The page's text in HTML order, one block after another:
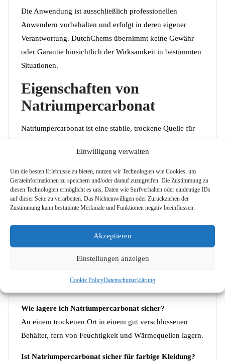
Einwilligung verwalten
Um die besten Erlebnisse zu bieten, nutzen wir Technologien wie Cookies, um
Geräteinformationen zu speichern und/oder darauf zuzugreifen. Die Zustimmung zu
diesen Technologien ermöglicht es uns, Daten wie Surfverhalten oder eindeutige IDs
auf dieser Seite zu verarbeiten. Das Nichteinwilligen oder Zurückziehen der
Zustimmung kann bestimmte Merkmale und Funktionen negativ beeinflussen.
Akzeptieren
Einstellungen anzeigen
Cookie PolicyDatenschutzerklärung
Die Anwendung ist ausschließlich professionellen
Anwendern vorbehalten und erfolgt in deren eigener
Verantwortung. DutchChems übernimmt keine Gewähr
oder Garantie hinsichtlich der Wirksamkeit in bestimmten
Situationen.
Eigenschaften von
Natriumpercarbonat
Natriumpercarbonat ist eine stabile, trockene Quelle für
Materialien unter Freisetzung von Sauerstoff und sollte
trocken und kühl gelagert werden.
Weitere gängige
Anwendungsbereiche:
In der Landwirtschaft als Bodenhilfsstoff zur pH-
HÄUFIG GESTELLTE
FRAGEN
Wie lagere ich Natriumpercarbonat sicher?
An einem trockenen Ort in einem gut verschlossenen
Behälter, fern von Feuchtigkeit und Wärmequellen lagern.
Ist Natriumpercarbonat sicher für farbige Kleidung?